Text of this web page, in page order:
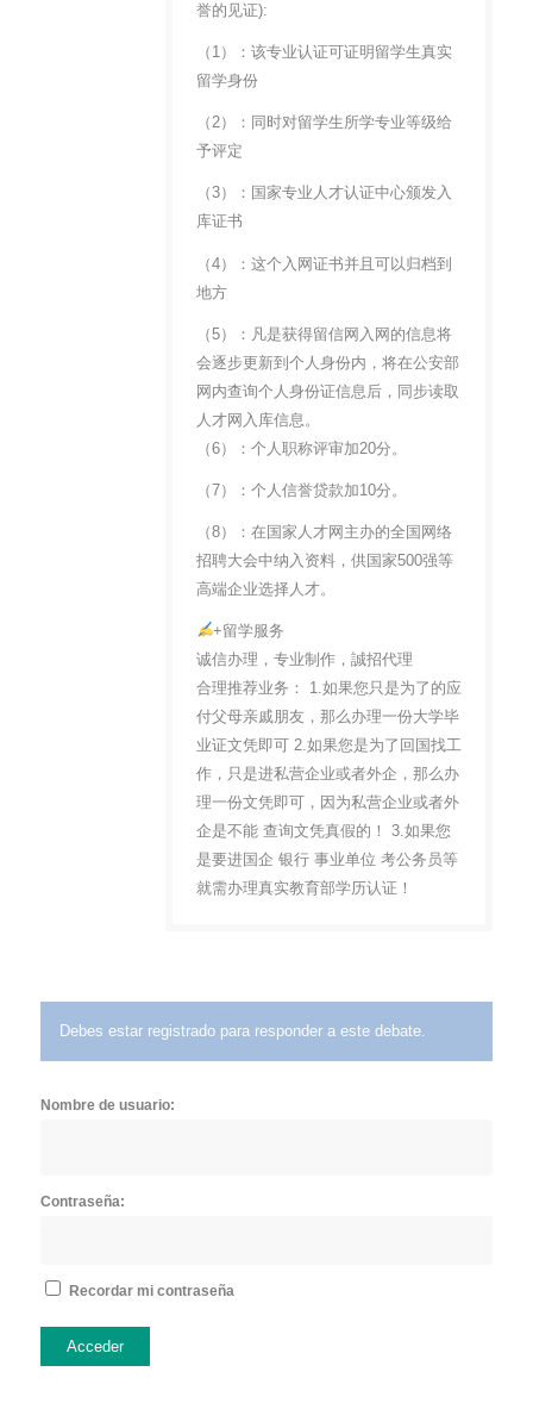
誉的见证):
（1）：该专业认证可证明留学生真实
留学身份
（2）：同时对留学生所学专业等级给
予评定
（3）：国家专业人才认证中心颁发入
库证书
（4）：这个入网证书并且可以归档到
地方
（5）：凡是获得留信网入网的信息将
会逐步更新到个人身份内，将在公安部
网内查询个人身份证信息后，同步读取
人才网入库信息。
（6）：个人职称评审加20分。
（7）：个人信誉贷款加10分。
（8）：在国家人才网主办的全国网络
招聘大会中纳入资料，供国家500强等
高端企业选择人才。
+留学服务
诚信办理，专业制作，誠招代理
合理推荐业务： 1.如果您只是为了的应
付父母亲戚朋友，那么办理一份大学毕
业证文凭即可 2.如果您是为了回国找工
作，只是进私营企业或者外企，那么办
理一份文凭即可，因为私营企业或者外
企是不能 查询文凭真假的！ 3.如果您
是要进国企 银行 事业单位 考公务员等
就需办理真实教育部学历认证！
Debes estar registrado para responder a este debate.
Nombre de usuario:
Contraseña:
Recordar mi contraseña
Acceder